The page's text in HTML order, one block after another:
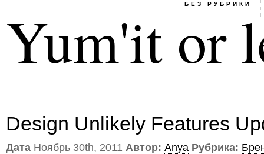
БЕЗ РУБРИКИ
Yum'it or
Design Unlikely Features
Дата Ноябрь 30th, 2011 Автор: Anya Рубрика: